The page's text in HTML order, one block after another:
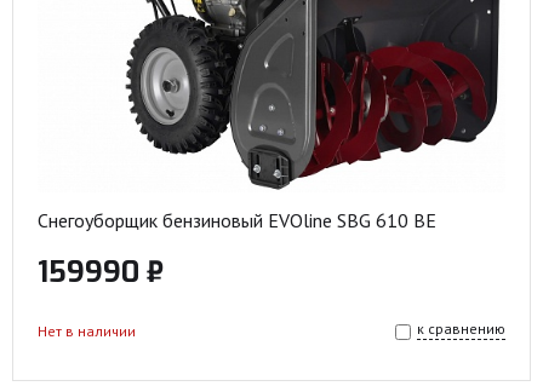
Снегоуборщик бензиновый EVOline SBG 610 BE
159990 ₽
к сравнению
Нет в наличии